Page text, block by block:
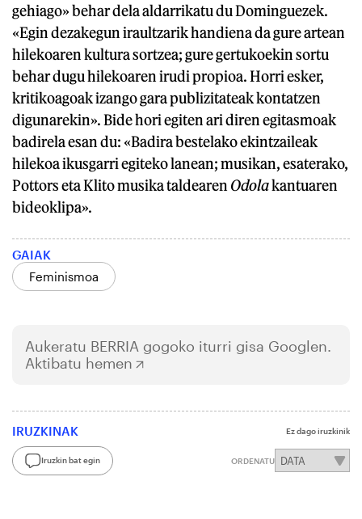
gehiago» behar dela aldarrikatu du Dominguezek.
«Egin dezakegun iraultzarik handiena da gure artean
hilekoaren kultura sortzea; gure gertukoekin sortu
behar dugu hilekoaren irudi propioa. Horri esker,
kritikoagoak izango gara publizitateak kontatzen
digunarekin». Bide hori egiten ari diren egitasmoak
badirela esan du: «Badira bestelako ekintzaileak
hilekoa ikusgarri egiteko lanean; musikan, esaterako,
Pottors eta Klito musika taldearen Odolakantuaren
bideoklipa».
GAIAK
Feminismoa
Aukeratu BERRIA gogoko iturri gisa Googlen.
Aktibatu hemen
IRUZKINAK Ez dago iruzkinik
Iruzkin bat egin ORDENATU